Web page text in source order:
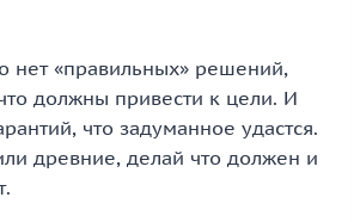
нет «правильных» решений,
должны привести к цели. И
что задуманное удастся.
древние, делай что должен и